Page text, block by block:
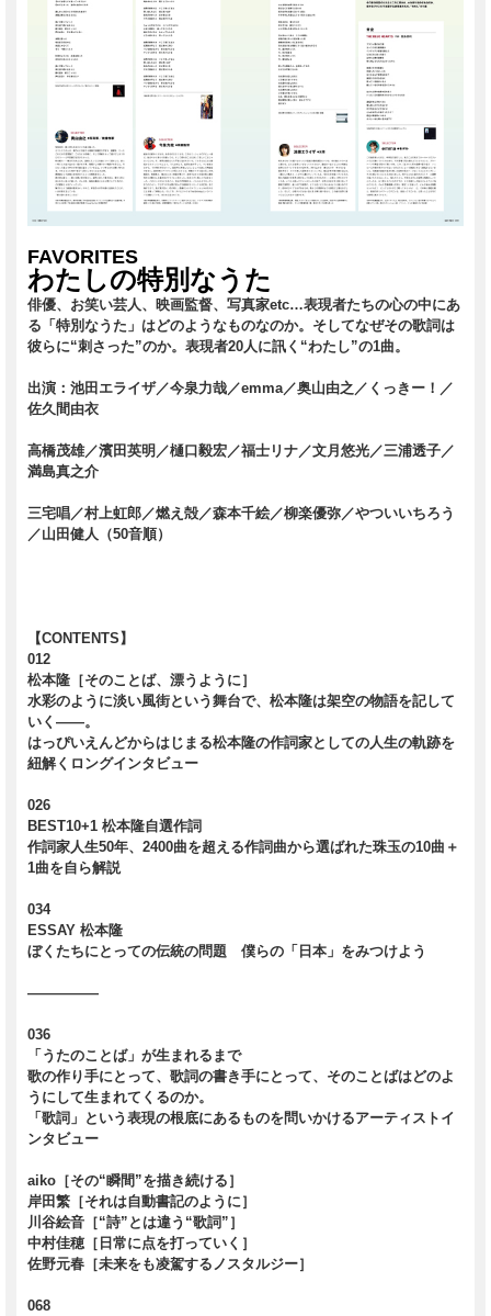
FAVORITES
わたしの特別なうた
俳優、お笑い芸人、映画監督、写真家etc…表現者たちの心の中にあ
る「特別なうた」はどのようなものなのか。そしてなぜその歌詞は
彼らに“刺さった”のか。表現者20人に訊く“わたし”の1曲。
出演：池田エライザ／今泉力哉／emma／奥山由之／くっきー！／
佐久間由衣
高橋茂雄／濱田英明／樋口毅宏／福士リナ／文月悠光／三浦透子／
満島真之介
三宅唱／村上虹郎／燃え殻／森本千絵／柳楽優弥／やついいちろう
／山田健人（50音順）
【CONTENTS】
012
松本隆［そのことば、漂うように］
水彩のように淡い風街という舞台で、松本隆は架空の物語を記して
いく――。
はっぴいえんどからはじまる松本隆の作詞家としての人生の軌跡を
紐解くロングインタビュー
026
BEST10+1 松本隆自選作詞
作詞家人生50年、2400曲を超える作詞曲から選ばれた珠玉の10曲＋
1曲を自ら解説
034
ESSAY 松本隆
ぼくたちにとっての伝統の問題 僕らの「日本」をみつけよう
―――――
036
「うたのことば」が生まれるまで
歌の作り手にとって、歌詞の書き手にとって、そのことばはどのよ
うにして生まれてくるのか。
「歌詞」という表現の根底にあるものを問いかけるアーティストイ
ンタビュー
aiko［その“瞬間”を描き続ける］
岸田繁［それは自動書記のように］
川谷絵音［“詩”とは違う“歌詞”］
中村佳穂［日常に点を打っていく］
佐野元春［未来をも凌駕するノスタルジー］
068